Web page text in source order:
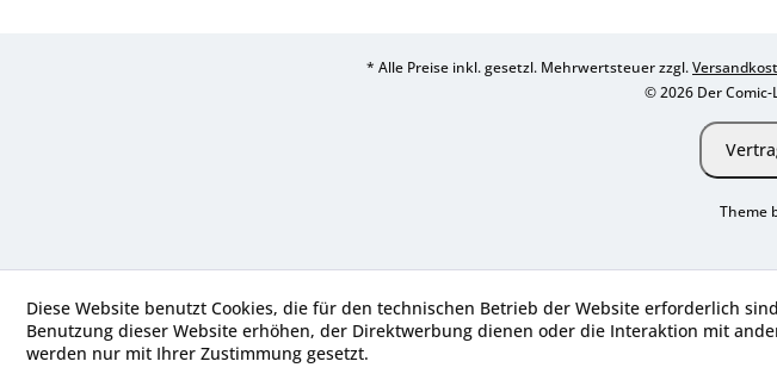
* Alle Preise inkl. gesetzl. Mehrwertsteuer zzgl.
© 2026 Der Comic-
Theme
Diese Website benutzt Cookies, die für den technischen Betrieb der Website erforderlich
Benutzung dieser Website erhöhen, der Direktwerbung dienen oder die Interaktion mit
werden nur mit Ihrer Zustimmung gesetzt.